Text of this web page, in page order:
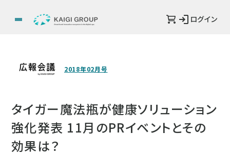
ログイン
2018年02月号
タイガー魔法瓶が健康ソリューション
強化発表 11月のPRイベントとその
効果は？